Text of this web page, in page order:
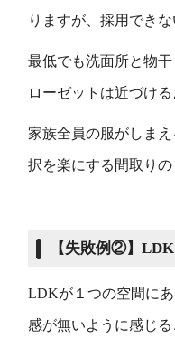
りますが、採用でき
最低でも洗面所と物
ローゼットは近づける
家族全員の服がしま
択を楽にする間取りの
【失敗例②】 LDK
LDKが１つの空間に
感が無いように感じる